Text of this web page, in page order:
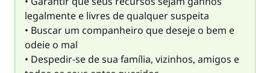
legalmente e livres de qualquer suspeita
• Buscar um companheiro que deseje o bem e
odeie o mal
• Despedir-se de sua família, vizinhos, amigos e